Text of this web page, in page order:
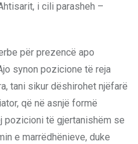
i cili parasheh –
për prezencë apo
synon pozicione të reja
tani sikur dëshirohet njëfarë
që në asnjë formë
pozicioni të gjertanishëm se
e marrëdhënieve, duke